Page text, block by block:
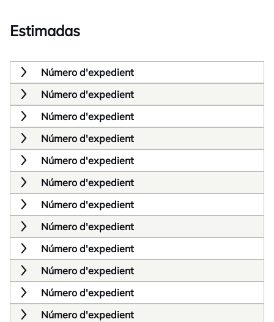
Estimadas
Número d'expedient
Número d'expedient
Número d'expedient
Número d'expedient
Número d'expedient
Número d'expedient
Número d'expedient
Número d'expedient
Número d'expedient
Número d'expedient
Número d'expedient
Número d'expedient